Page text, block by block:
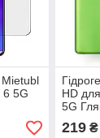
Mietubl
6 5G
HD
5G
219₴